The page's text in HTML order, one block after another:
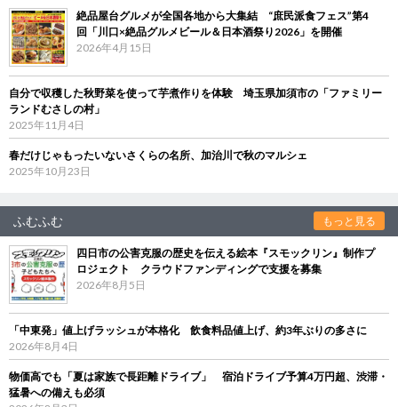
絶品屋台グルメが全国各地から大集結 “庶民派食フェス”第4
回「川口×絶品グルメビール＆日本酒祭り2026」を開催
2026年4月15日
自分で収穫した秋野菜を使って芋煮作りを体験 埼玉県加須市の「ファミリー
ランドむさしの村」
2025年11月4日
春だけじゃもったいないさくらの名所、加治川で秋のマルシェ
2025年10月23日
ふむふむ もっと見る
四日市の公害克服の歴史を伝える絵本『スモックリン』制作プ
ロジェクト クラウドファンディングで支援を募集
2026年8月5日
「中東発」値上げラッシュが本格化 飲食料品値上げ、約3年ぶりの多さに
2026年8月4日
物価高でも「夏は家族で長距離ドライブ」 宿泊ドライブ予算4万円超、渋滞・
猛暑への備えも必須